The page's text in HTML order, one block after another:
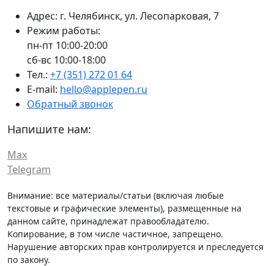
Адрес: г. Челябинск, ул. Лесопарковая, 7
Режим работы:
пн-пт 10:00-20:00
сб-вс 10:00-18:00
Тел.: +7 (351) 272 01 64
E-mail: hello@applepen.ru
Обратный звонок
Напишите нам:
Max
Telegram
Внимание: все материалы/статьи (включая любые
текстовые и графические элементы), размещенные на
данном сайте, принадлежат правообладателю.
Копирование, в том числе частичное, запрещено.
Нарушение авторских прав контролируется и преследуется
по закону.